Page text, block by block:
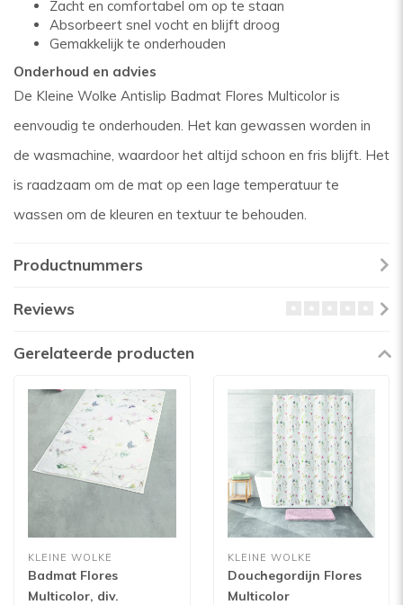
Zacht en comfortabel om op te staan
Absorbeert snel vocht en blijft droog
Gemakkelijk te onderhouden
Onderhoud en advies
De Kleine Wolke Antislip Badmat Flores Multicolor is
eenvoudig te onderhouden. Het kan gewassen worden in
de wasmachine, waardoor het altijd schoon en fris blijft. Het
is raadzaam om de mat op een lage temperatuur te
wassen om de kleuren en textuur te behouden.
Productnummers
Reviews
Gerelateerde producten
KLEINE WOLKE
Badmat Flores
Multicolor, div.
KLEINE WOLKE
Douchegordijn Flores
Multicolor